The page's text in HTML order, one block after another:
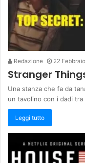
Redazione 22
Stranger
Una stanza che fa da
un tavolino con i dadi
Leggi tutto